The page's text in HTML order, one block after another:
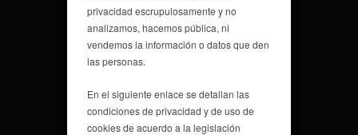
privacidad escrupulosamente y no
analizamos, hacemos pública, ni
vendemos la información o datos que den
las personas.
En el siguiente enlace se detallan las
condiciones de privacidad y de uso de
cookies de acuerdo a la legislación